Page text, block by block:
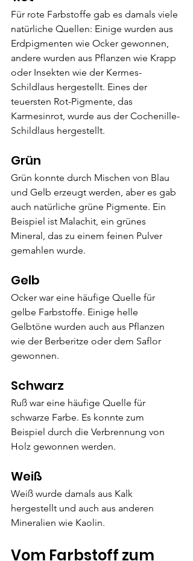
Für rote Farbstoffe gab es damals viele
natürliche Quellen: Einige wurden aus
Erdpigmenten wie Ocker gewonnen,
andere wurden aus Pflanzen wie Krapp
oder Insekten wie der Kermes-
Schildlaus hergestellt. Eines der
teuersten Rot-Pigmente, das
Karmesinrot, wurde aus der Cochenille-
Schildlaus hergestellt.
Grün
Grün konnte durch Mischen von Blau
und Gelb erzeugt werden, aber es gab
auch natürliche grüne Pigmente. Ein
Beispiel ist Malachit, ein grünes
Mineral, das zu einem feinen Pulver
gemahlen wurde.
Gelb
Ocker war eine häufige Quelle für
gelbe Farbstoffe. Einige helle
Gelbtöne wurden auch aus Pflanzen
wie der Berberitze oder dem Saflor
gewonnen.
Schwarz
Ruß war eine häufige Quelle für
schwarze Farbe. Es konnte zum
Beispiel durch die Verbrennung von
Holz gewonnen werden.
Weiß
Weiß wurde damals aus Kalk
hergestellt und auch aus anderen
Mineralien wie Kaolin.
Vom Farbstoff zum